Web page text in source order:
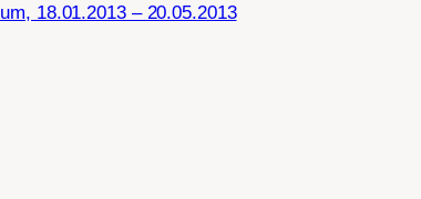
18.01.2013 – 20.05.2013